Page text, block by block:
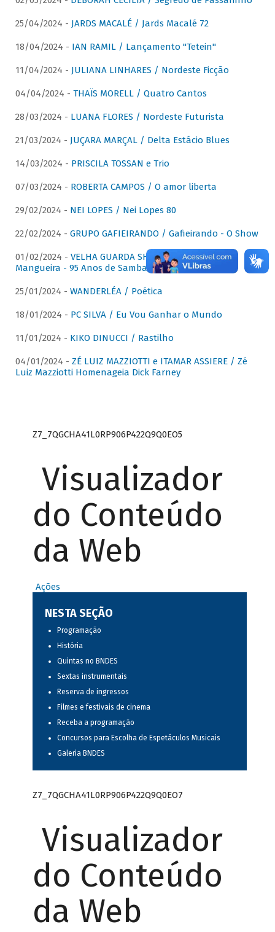
25/04/2024 - JARDS MACALÉ / Jards Macalé 72
18/04/2024 - IAN RAMIL / Lançamento "Tetein"
11/04/2024 - JULIANA LINHARES / Nordeste Ficção
04/04/2024 - THAÏS MORELL / Quatro Cantos
28/03/2024 - LUANA FLORES / Nordeste Futurista
21/03/2024 - JUÇARA MARÇAL / Delta Estácio Blues
14/03/2024 - PRISCILA TOSSAN e Trio
07/03/2024 - ROBERTA CAMPOS / O amor liberta
29/02/2024 - NEI LOPES / Nei Lopes 80
22/02/2024 - GRUPO GAFIEIRANDO / Gafieirando - O Show
01/02/2024 - VELHA GUARDA SHOW DA MANGUEIRA /
Mangueira - 95 Anos de Samba
25/01/2024 - WANDERLÉA / Poética
18/01/2024 - PC SILVA / Eu Vou Ganhar o Mundo
11/01/2024 - KIKO DINUCCI / Rastilho
04/01/2024 - ZÉ LUIZ MAZZIOTTI e ITAMAR ASSIERE / Zé
Luiz Mazziotti Homenageia Dick Farney
Z7_7QGCHA41L0RP906P422Q9Q0EO5
Visualizador
do Conteúdo
da Web
Ações
NESTA SEÇÃO
Programação
História
Quintas no BNDES
Sextas instrumentais
Reserva de ingressos
Filmes e festivais de cinema
Receba a programação
Concursos para Escolha de Espetáculos Musicais
Galeria BNDES
Z7_7QGCHA41L0RP906P422Q9Q0EO7
Visualizador
do Conteúdo
da Web